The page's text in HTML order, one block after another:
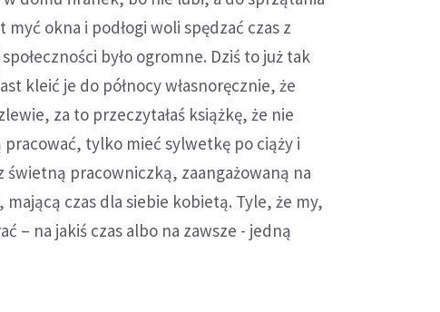
okna i podłogi woli spędzać czas z
było ogromne. Dziś to już tak
kleić je do północy własnoręcznie, że
za to przeczytałaś książkę, że nie
tylko mieć sylwetkę po ciąży i
świetną pracowniczką, zaangażowaną na
czas dla siebie kobietą. Tyle, że my,
– na jakiś czas albo na zawsze - jedną